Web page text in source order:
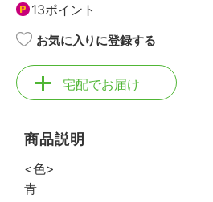
13ポイント
お気に入りに登録する
宅配でお届け
商品説明
<色>
青